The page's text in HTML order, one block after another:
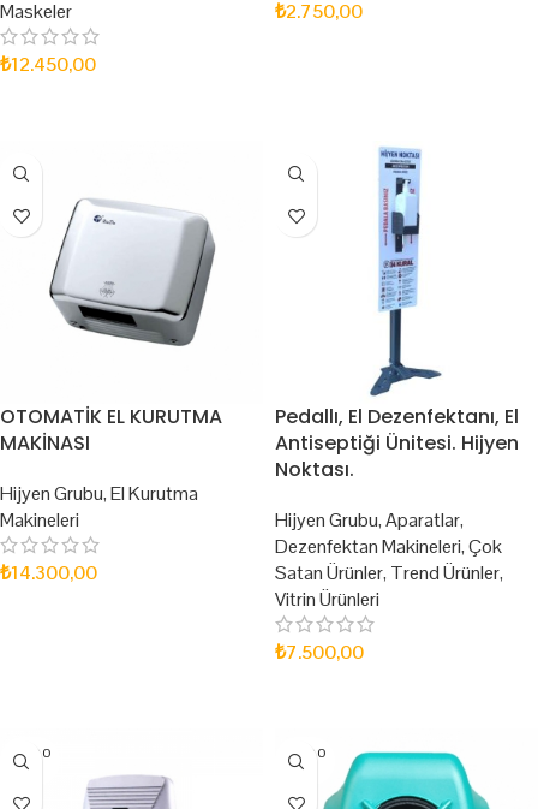
Maskeler
₺12.450,00
₺2.750,00
OTOMATİK EL KURUTMA
MAKİNASI
Hijyen Grubu,El Kurutma
Makineleri
₺14.300,00
Pedallı, El Dezenfektanı, El
Antiseptiği Ünitesi. Hijyen
Noktası.
Hijyen Grubu,Aparatlar,
Dezenfektan Makineleri,Çok
Satan Ürünler, Trend Ürünler,
Vitrin Ürünleri
₺7.500,00
SOLD O
UT
SOLD O
UT